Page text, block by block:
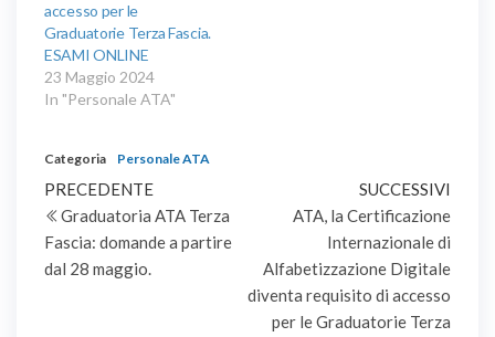
accesso per le
Graduatorie Terza Fascia.
ESAMI ONLINE
23 Maggio 2024
In "Personale ATA"
Categoria Personale ATA
Navigazione
articoli
Articolo
precedente
PRECEDENTE
Graduatoria ATA Terza
Fascia: domande a partire
dal 28 maggio.
SUCCESSIVI
ATA, la Certificazione
Internazionale di
Alfabetizzazione Digitale
diventa requisito di accesso
per le Graduatorie Terza